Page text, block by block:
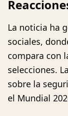
La noticia ha
sociales,
compara con
selecciones.
sobre la
el Mundial